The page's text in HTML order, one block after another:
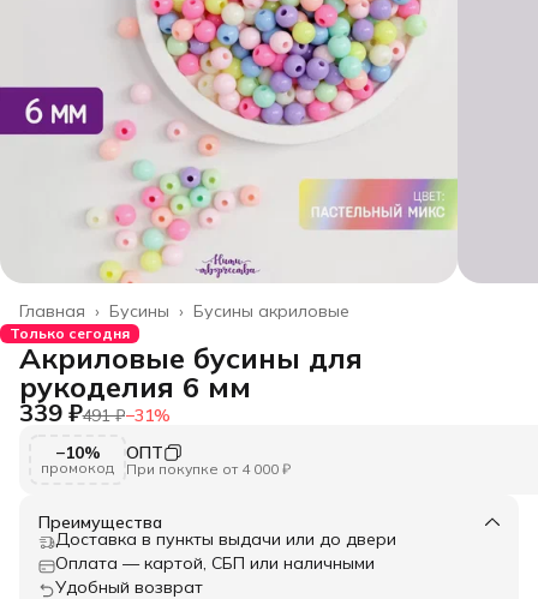
Бусины акриловые
Бусины ›
Главная ›
Только сегодня
Акриловые бусины для
рукоделия 6 мм
339 ₽491 ₽−31%
−10%
промокод
ОПТ
При покупке от 4 000 ₽
Преимущества
Доставка в пункты выдачи или до двери
Оплата — картой, СБП или наличными
Удобный возврат